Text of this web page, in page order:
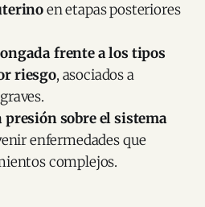
en etapas posteriores
frente a los tipos
riesgo, asociados a
presión sobre el sistema
enfermedades que
complejos.